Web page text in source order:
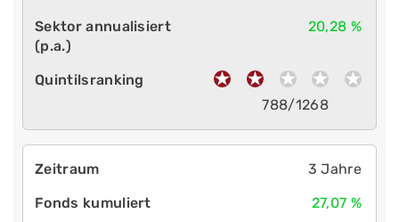
20,28 %
788/1268
3 Jahre
27,07 %